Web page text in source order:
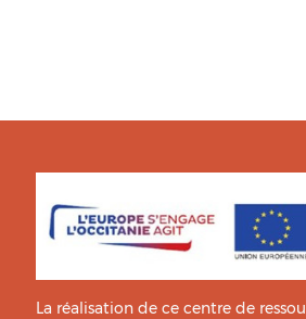
La réalisation de ce centre de